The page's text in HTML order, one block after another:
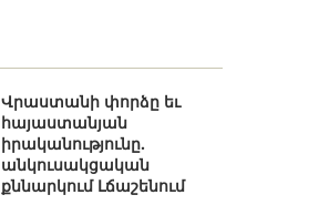
Վրաստանի փորձը եւ
հայաստանյան
իրականությունը.
անկուսակցական
քննարկում Լճաշենում